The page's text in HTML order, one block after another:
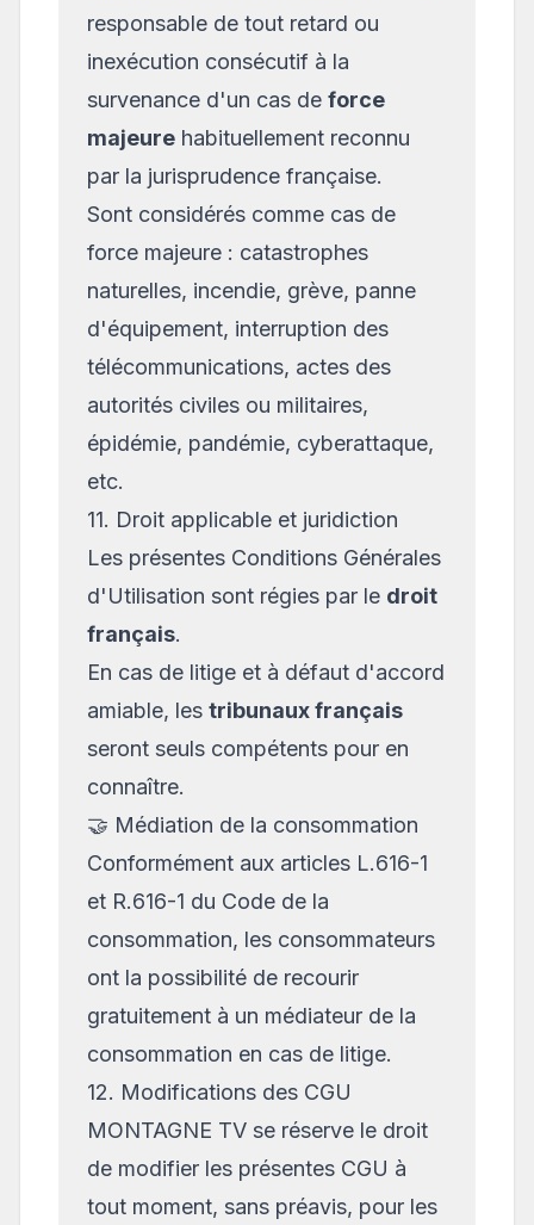
responsable de tout retard ou
inexécution consécutif à la
survenance d'un cas de force
majeure habituellement reconnu
par la jurisprudence française.
Sont considérés comme cas de
force majeure : catastrophes
naturelles, incendie, grève, panne
d'équipement, interruption des
télécommunications, actes des
autorités civiles ou militaires,
épidémie, pandémie, cyberattaque,
etc.
11. Droit applicable et juridiction
Les présentes Conditions Générales
d'Utilisation sont régies par le droit
français.
En cas de litige et à défaut d'accord
amiable, les tribunaux français
seront seuls compétents pour en
connaître.
🤝 Médiation de la consommation
Conformément aux articles L.616-1
et R.616-1 du Code de la
consommation, les consommateurs
ont la possibilité de recourir
gratuitement à un médiateur de la
consommation en cas de litige.
12. Modifications des CGU
MONTAGNE TV se réserve le droit
de modifier les présentes CGU à
tout moment, sans préavis, pour les